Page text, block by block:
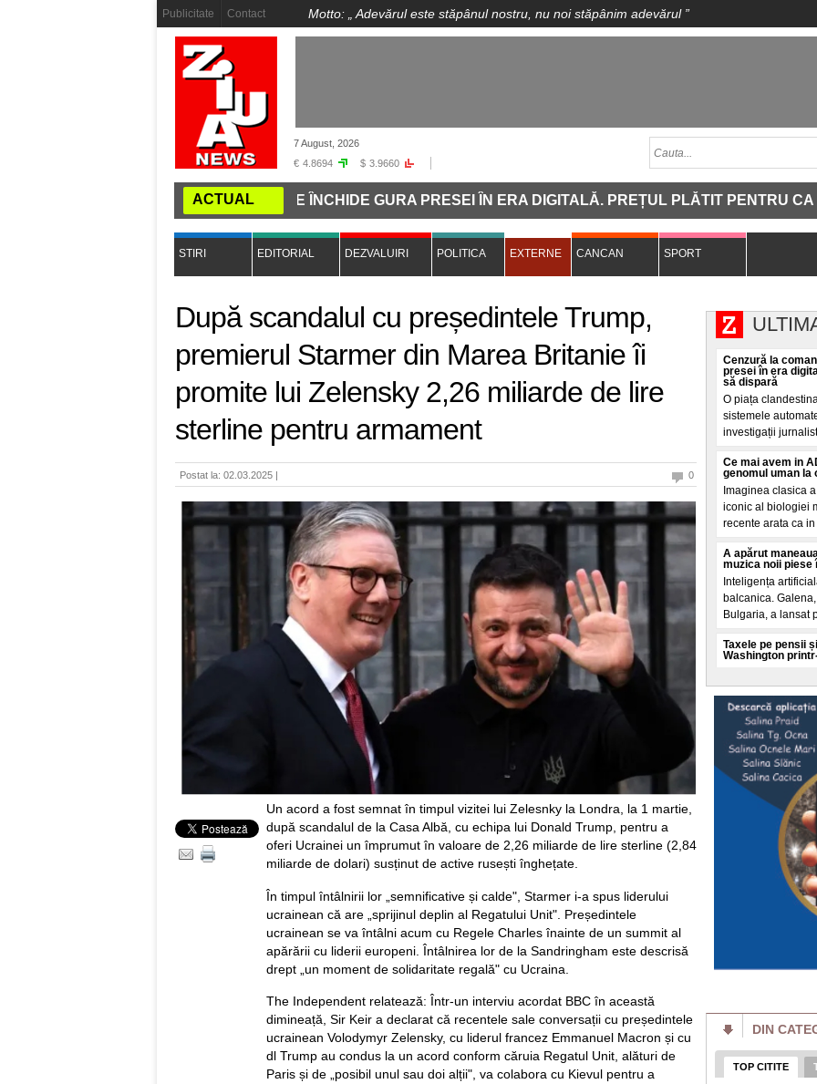
Publicitate Contact Motto: „ Adevărul este stăpânul nostru, nu noi stăpânim adevărul”
7 August, 2026
€ 4.8694 $ 3.9660
ACTUAL
COMANDĂ PE INTERNET: CUM SE ÎNCHIDE GURA PRESEI ÎN ERA DIGITALĂ. PREȚUL PLĂTIT PENTRU CA O
STIRI EDITORIAL DEZVALUIRI POLITICA EXTERNE CANCAN SPORT
După scandalul cu președintele Trump,
premierul Starmer din Marea Britanie îi
promite lui Zelensky 2,26 miliarde de lire
sterline pentru armament
Postat la: 02.03.2025 | 0
Un acord a fost semnat în timpul vizitei lui Zelesnky la Londra, la 1 martie,
după scandalul de la Casa Albă, cu echipa lui Donald Trump, pentru a
oferi Ucrainei un împrumut în valoare de 2,26 miliarde de lire sterline (2,84
miliarde de dolari) susținut de active rusești înghețate.
În timpul întâlnirii lor „semnificative și calde", Starmer i-a spus liderului
ucrainean că are „sprijinul deplin al Regatului Unit". Președintele
ucrainean se va întâlni acum cu Regele Charles înainte de un summit al
apărării cu liderii europeni. Întâlnirea lor de la Sandringham este descrisă
drept „un moment de solidaritate regală" cu Ucraina.
The Independent relatează: Într-un interviu acordat BBC în această
dimineață, Sir Keir a declarat că recentele sale conversații cu președintele
ucrainean Volodymyr Zelensky, cu liderul francez Emmanuel Macron și cu
dl Trump au condus la un acord conform căruia Regatul Unit, alături de
Paris și de „posibil unul sau doi alții", va colabora cu Kievul pentru a
Cenzură la
presei în era
să dispară
O piața
sistemele
investigații
Ce mai avem in
genomul uman la
Imaginea clasica
iconic al biologiei
recente arata ca
A apărut
muzica noii piese
Inteligența
balcanica.
Bulgaria, a lansat
Taxele pe pensii
Washington
aprilie prin
condiționeaza
O teorie
spatele valului de
Mai multe cercuri
promoveaza o
și analizate de El
Locurile interzise
„Grănicerii au
Dunarea a
pe țarm, in zona
devreme, aceste
Cum
bruia Starlink.
Rusia a prezentat
Prețul energiei
estimat la 5.9%
Prima saptamana
DIN
TOP CITITE